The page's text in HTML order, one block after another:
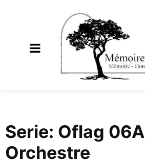
Serie: Oflag 06A
Orchestre